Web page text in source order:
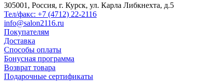
305001, Россия, г. Курск, ул. Карла Либкнехта, д.5
Тел/факс: +7 (4712) 22-2116
info@salon2116.ru
Покупателям
Доставка
Способы оплаты
Бонусная программа
Возврат товара
Подарочные сертификаты